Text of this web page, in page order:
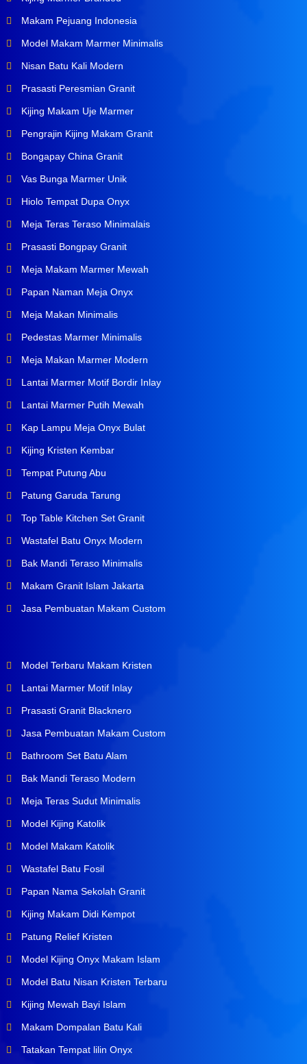
Makam Pejuang Indonesia
Model Makam Marmer Minimalis
Nisan Batu Kali Modern
Prasasti Peresmian Granit
Kijing Makam Uje Marmer
Pengrajin Kijing Makam Granit
Bongapay China Granit
Vas Bunga Marmer Unik
Hiolo Tempat Dupa Onyx
Meja Teras Teraso Minimalais
Prasasti Bongpay Granit
Meja Makam Marmer Mewah
Papan Naman Meja Onyx
Meja Makan Minimalis
Pedestas Marmer Minimalis
Meja Makan Marmer Modern
Lantai Marmer Motif Bordir Inlay
Lantai Marmer Putih Mewah
Kap Lampu Meja Onyx Bulat
Kijing Kristen Kembar
Tempat Putung Abu
Patung Garuda Tarung
Top Table Kitchen Set Granit
Wastafel Batu Onyx Modern
Bak Mandi Teraso Minimalis
Makam Granit Islam Jakarta
Jasa Pembuatan Makam Custom
Model Terbaru Makam Kristen
Lantai Marmer Motif Inlay
Prasasti Granit Blacknero
Jasa Pembuatan Makam Custom
Bathroom Set Batu Alam
Bak Mandi Teraso Modern
Meja Teras Sudut Minimalis
Model Kijing Katolik
Model Makam Katolik
Wastafel Batu Fosil
Papan Nama Sekolah Granit
Kijing Makam Didi Kempot
Patung Relief Kristen
Model Kijing Onyx Makam Islam
Model Batu Nisan Kristen Terbaru
Kijing Mewah Bayi Islam
Makam Dompalan Batu Kali
Tatakan Tempat lilin Onyx